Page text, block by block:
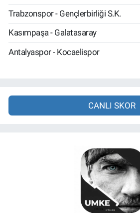
Trabzonspor - Gençlerbirliği S.K.
Kasımpaşa - Galatasaray
Antalyaspor - Kocaelispor
CANLI SKOR